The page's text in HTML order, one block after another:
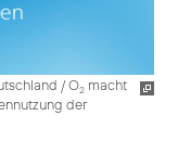
/ O2 macht
der